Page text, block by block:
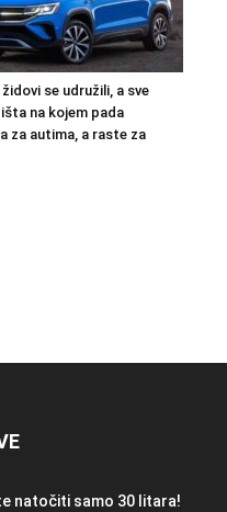
se udružili, a sve
na kojem pada
za autima, a raste za
natočiti samo 30 litara!